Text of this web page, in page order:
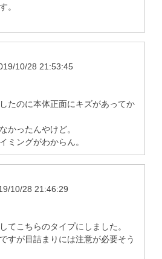
。
10/28 21:53:45
たのに本体正面にキズがあってか
かったんやけど。
ミングがわからん。
10/28 21:46:29
てこちらのタイプにしました。
すが目詰まりには注意が必要そう